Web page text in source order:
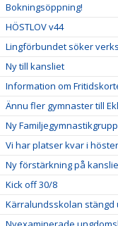
Bokningsöppning!
HÖSTLOV v44
Lingförbundet söker
Ny till kansliet
Information om
Ännu fler gymnaster till
Ny
Vi har platser kvar i
Ny förstärkning på
Kick off 30/8
Kärralundsskolan stängd